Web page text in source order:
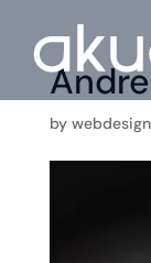
by webdesign